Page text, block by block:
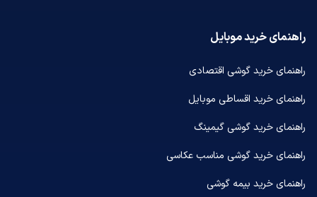
راهنمای خرید موبایل
راهنمای خرید گوشی اقتصادی
راهنمای خرید اقساطی موبایل
راهنمای خرید گوشی گیمینگ
راهنمای خرید گوشی مناسب عکاسی
راهنمای خرید بیمه گوشی